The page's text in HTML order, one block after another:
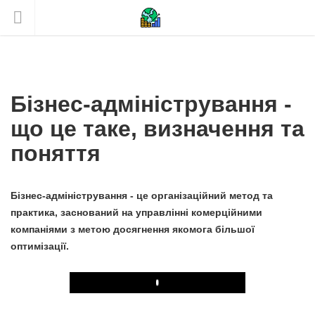
Бізнес-адміністрування -
що це таке, визначення та
поняття
Бізнес-адміністрування - це організаційний метод та
практика, заснований на управлінні комерційними
компаніями з метою досягнення якомога більшої
оптимізації.
Play